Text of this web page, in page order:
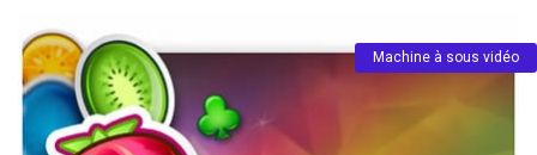
Machine à sous vidéo